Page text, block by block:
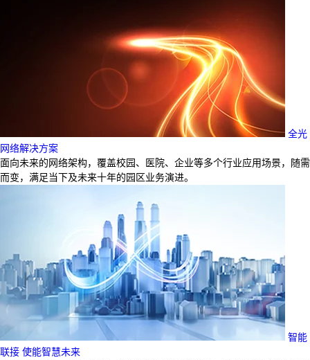
全光
网络解决方案
面向未来的网络架构，覆盖校园、医院、企业等多个行业应用场景，随需
而变，满足当下及未来十年的园区业务演进。
智能
联接 使能智慧未来